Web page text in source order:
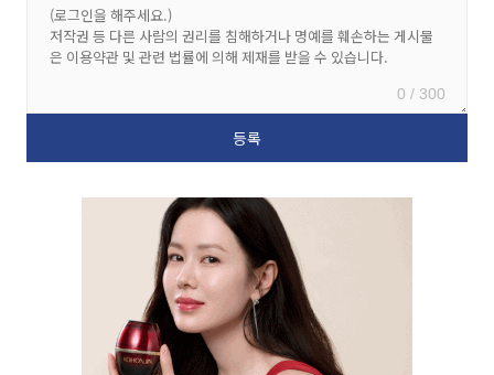
0 / 300